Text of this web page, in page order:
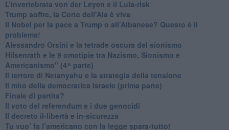
L’invertebrata von der Leyen e il Lula-risk
Trump soffre, la Corte dell'Aia è viva
​Il Nobel per la pace a Trump o all’Albanese? Questo è il
problema!
​Alessandro Orsini e la tetrade oscura del sionismo
​Hilsenrath e le 9 omotipie tra Nazismo, Sionismo e
Americanismo" (4^ parte)
​Il terrore di Netanyahu e la strategia della tensione
Il mito della democratica Israele (prima parte)
​Finale di partita?
​Il voto del referendum e i due genocidi
Il decreto il-libertà e in-sicurezza
Tu vuo’ fa l’americano con la legge spara-tutto!